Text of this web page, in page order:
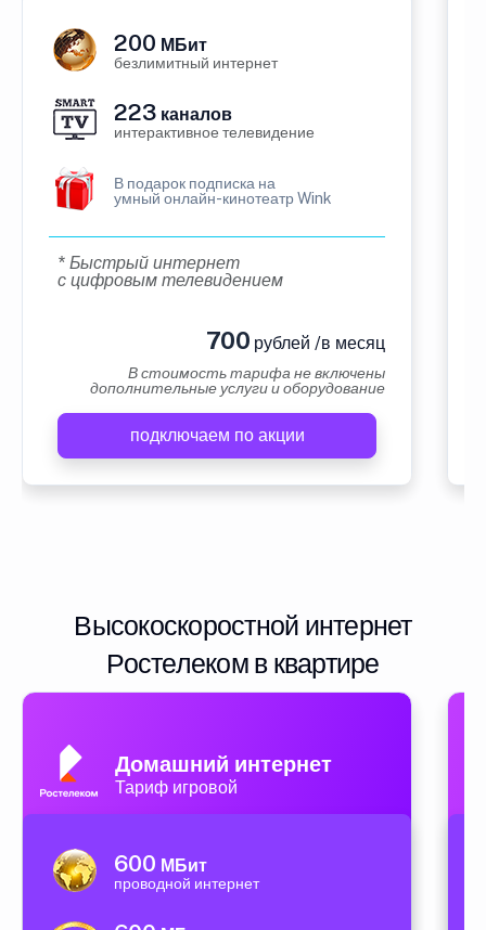
200 МБит
безлимитный интернет
223 каналов
интерактивное телевидение
В подарок подписка на
умный онлайн-кинотеатр Wink
* Быстрый интернет
с цифровым телевидением
700 рублей /в месяц
В стоимость тарифа не включены
дополнительные услуги и оборудование
подключаем по акции
Высокоскоростной интернет
Ростелеком в квартире
Домашний интернет
Тариф игровой
600 МБит
проводной интернет